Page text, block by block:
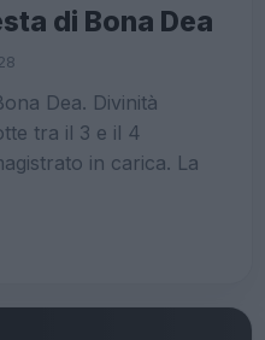
di Bona Dea
Dea. Divinità
tra il 3 e il 4
in carica. La